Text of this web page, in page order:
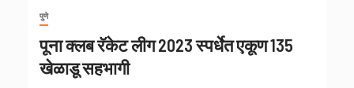
पुणे
पूना क्लब रॅकेट लीग 2023 स्पर्धेत एकूण 135
खेळाडू सहभागी